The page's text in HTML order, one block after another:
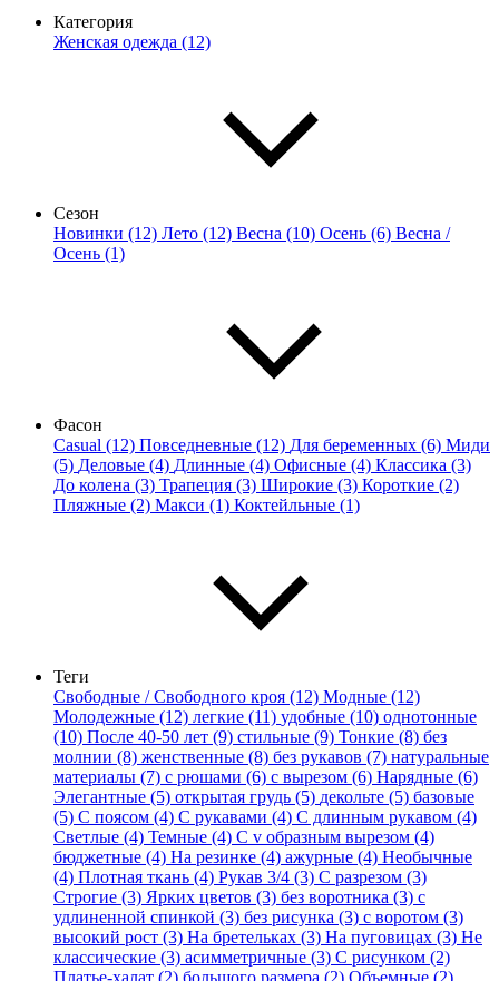
Категория
Женская одежда (12)
Сезон
Новинки (12) Лето (12) Весна (10) Осень (6) Весна /
Осень (1)
Фасон
Casual (12) Повседневные (12) Для беременных (6) Миди
(5) Деловые (4) Длинные (4) Офисные (4) Классика (3)
До колена (3) Трапеция (3) Широкие (3) Короткие (2)
Пляжные (2) Макси (1) Коктейльные (1)
Теги
Свободные / Свободного кроя (12) Модные (12)
Молодежные (12) легкие (11) удобные (10) однотонные
(10) После 40-50 лет (9) стильные (9) Тонкие (8) без
молнии (8) женственные (8) без рукавов (7) натуральные
материалы (7) с рюшами (6) с вырезом (6) Нарядные (6)
Элегантные (5) открытая грудь (5) декольте (5) базовые
(5) С поясом (4) С рукавами (4) С длинным рукавом (4)
Светлые (4) Темные (4) С v образным вырезом (4)
бюджетные (4) На резинке (4) ажурные (4) Необычные
(4) Плотная ткань (4) Рукав 3/4 (3) С разрезом (3)
Строгие (3) Ярких цветов (3) без воротника (3) с
удлиненной спинкой (3) без рисунка (3) с воротом (3)
высокий рост (3) На бретельках (3) На пуговицах (3) Не
классические (3) асимметричные (3) С рисунком (2)
Платье-халат (2) большого размера (2) Объемные (2)